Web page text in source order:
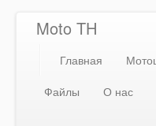
Moto TH
Главная
Файлы
О нас